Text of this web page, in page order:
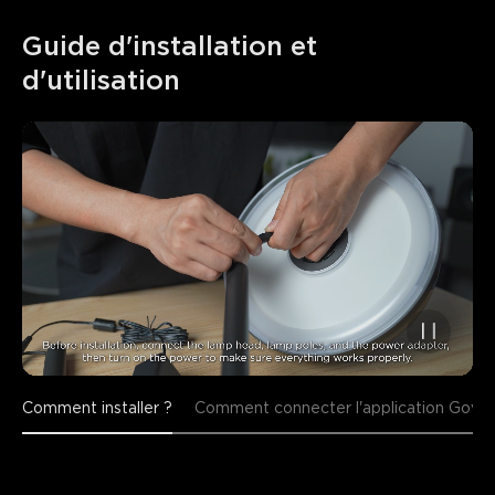
Guide d'installation et
d'utilisation
Comment installer ? Comment connecter l'application